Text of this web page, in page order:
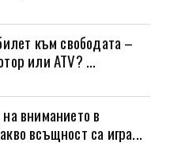
към свободата –
или ATV? ...
вниманието в
всъщност са игра...